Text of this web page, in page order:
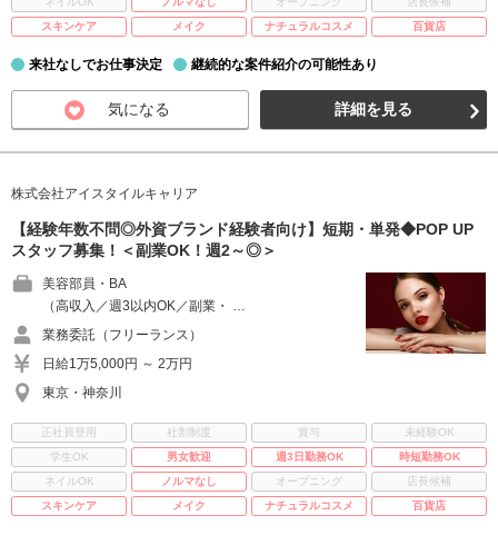
スキンケア
メイク ナチュラルコスメ 百貨店
来社なしでお仕事決定 継続的な案件紹介の可能性あり
気になる 詳細を見る
株式会社アイスタイルキャリア
【経験年数不問◎外資ブランド経験者向け】短期・単発◆POP UP
スタッフ募集！＜副業OK！週2～◎＞
美容部員・BA
（高収入／週3以内OK／副業・ …
業務委託（フリーランス）
日給1万5,000円 ～ 2万円
東京・神奈川
正社員登用 社割制度 賞与
未経験OK
学生OK
男女歓迎 週3日勤務OK
時短勤務OK
ネイルOK
ノルマなし オープニング
店長候補
スキンケア
メイク ナチュラルコスメ 百貨店